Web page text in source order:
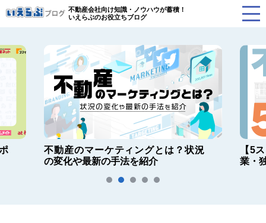
不動産会社向け知識・ノウハウが蓄積！
いえらぶのお役立ちブログ
不動産のマーケティングとは？状況
の変化や最新の手法を紹介
【5
業・